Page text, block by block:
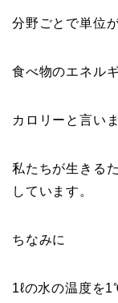
分野ごとで単位
食べ物のエネル
カロリーと言いま
私たちが生きる
しています。
ちなみに
1ℓの水の温度を